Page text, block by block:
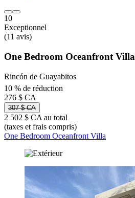
10
Exceptionnel
(11 avis)
One Bedroom Oceanfront Villa
Rincón de Guayabitos
10 % de réduction
276 $ CA
307 $ CA
2 502 $ CA au total
(taxes et frais compris)
One Bedroom Oceanfront Villa